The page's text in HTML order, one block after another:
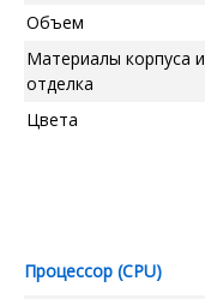
Объем
Материалы корпуса и
отделка
Цвета
Процессор (CPU)